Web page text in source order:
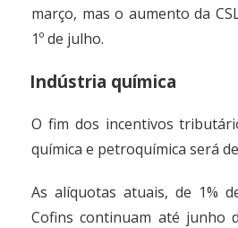
março, mas o aumento da
1º de julho.
Indústria química
O fim dos incentivos
química e petroquímica será
As alíquotas atuais, de 1%
Cofins continuam até junho